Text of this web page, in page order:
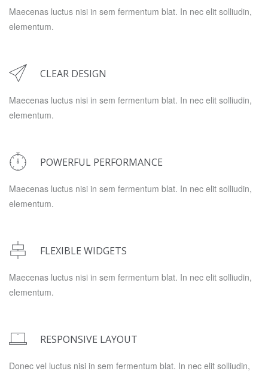
Maecenas luctus nisi in sem fermentum blat. In nec elit solliudin,
elementum.
CLEAR DESIGN
Maecenas luctus nisi in sem fermentum blat. In nec elit solliudin,
elementum.
POWERFUL PERFORMANCE
Maecenas luctus nisi in sem fermentum blat. In nec elit solliudin,
elementum.
FLEXIBLE WIDGETS
Maecenas luctus nisi in sem fermentum blat. In nec elit solliudin,
elementum.
RESPONSIVE LAYOUT
Donec vel luctus nisi in sem fermentum blat. In nec elit solliudin,